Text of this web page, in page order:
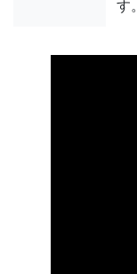
す。